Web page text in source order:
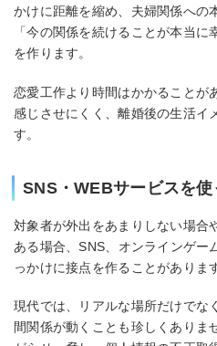
かけに距離を縮め、夫婦関係への
「今の関係を続けることが本当
を作ります。
恋愛工作より時間はかかることが
感じさせにくく、離婚後の生活イ
す。
SNS・WEBサービスを使
対象者が外出をあまりしない場合
ある場合、SNS、オンラインゲー
っかけに接点を作ることがありま
現代では、リアルな場所だけでな
間関係が動くことも珍しくありま